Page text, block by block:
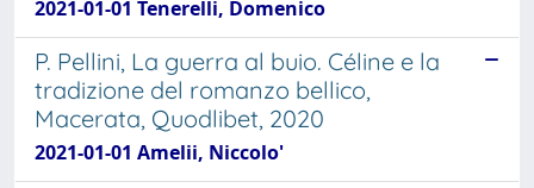
2021-01-01 Tenerelli, Domenico
P. Pellini, La guerra al buio. Céline e la
tradizione del romanzo bellico,
Macerata, Quodlibet, 2020
2021-01-01 Amelii, Niccolo'